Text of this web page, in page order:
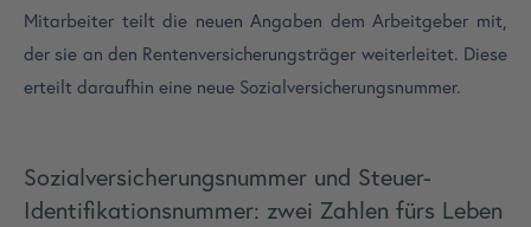
Mitarbeiter teilt die neuen Angaben dem Arbeitgeber mit,
der sie an den Rentenversicherungsträger weiterleitet. Diese
erteilt daraufhin eine neue Sozialversicherungsnummer.
Sozialversicherungsnummer und Steuer-
Identifikationsnummer: zwei Zahlen fürs Leben